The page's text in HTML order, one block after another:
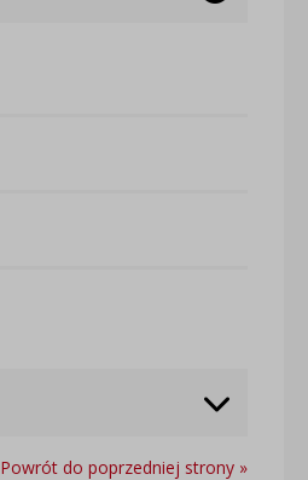
Powrót do poprzedniej strony »